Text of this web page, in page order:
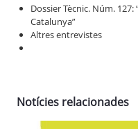
Dossier Tècnic. Núm.
Catalunya”
Altres entrevistes
Notícies relacionades